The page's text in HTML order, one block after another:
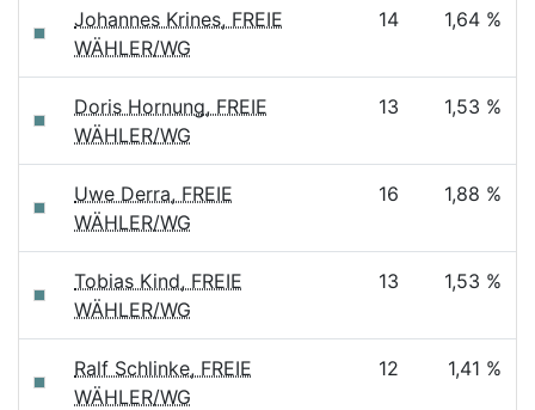
Johannes Krines, FREIE
WÄHLER/WG
14 1,64 %
Doris Hornung, FREIE
WÄHLER/WG
13 1,53 %
Uwe Derra, FREIE
WÄHLER/WG
16 1,88 %
Tobias Kind, FREIE
WÄHLER/WG
13 1,53 %
Ralf Schlinke, FREIE
WÄHLER/WG
12 1,41 %